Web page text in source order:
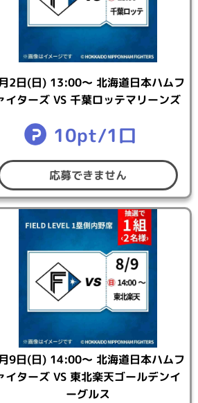
My KONAMIにログインして、ご登録く
2日(日) 13:00～ 北海道日本ハムフ
イターズ VS 千葉ロッテマリーンズ
10pt/1口
応募できません
9日(日) 14:00～ 北海道日本ハムフ
イターズ VS 東北楽天ゴールデンイ
ーグルス